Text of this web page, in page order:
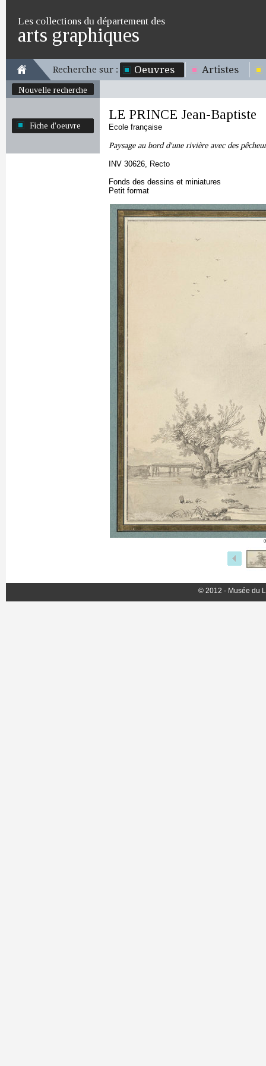
Les collections du département des
arts graphiques
Recherche sur : Oeuvres Artistes
Nouvelle recherche
Fiche d'oeuvre
LE PRINCE Jean-Baptiste
Ecole française
Paysage au bord d'une rivière avec des
INV 30626, Recto
Fonds des dessins et miniatures
Petit format
© 2012 - Musée du